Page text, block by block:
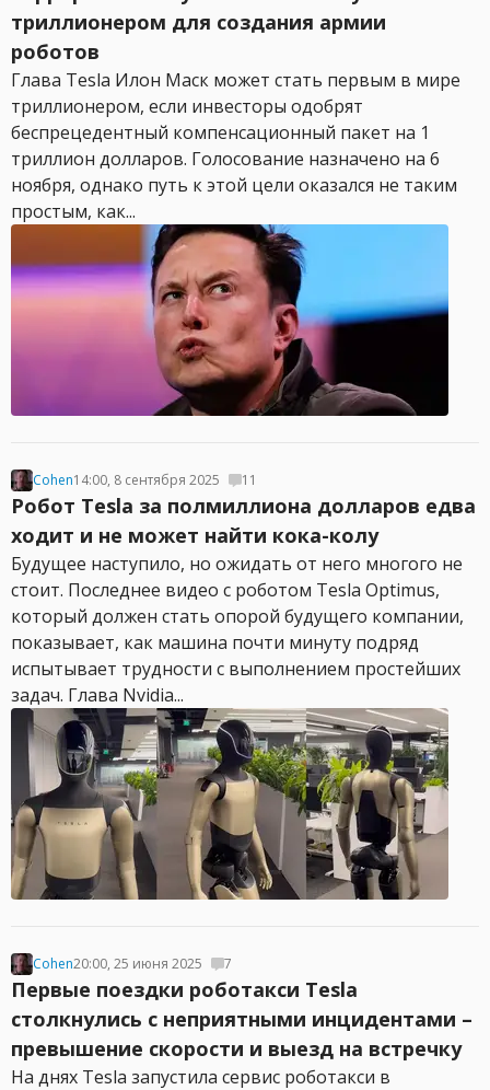
триллионером для создания армии
роботов
Глава Tesla Илон Маск может стать первым в мире
триллионером, если инвесторы одобрят
беспрецедентный компенсационный пакет на 1
триллион долларов. Голосование назначено на 6
ноября, однако путь к этой цели оказался не таким
простым, как...
Cohen14:00, 8 сентября 2025 11
Робот Tesla за полмиллиона долларов едва
ходит и не может найти кока-колу
Будущее наступило, но ожидать от него многого не
стоит. Последнее видео с роботом Tesla Optimus,
который должен стать опорой будущего компании,
показывает, как машина почти минуту подряд
испытывает трудности с выполнением простейших
задач. Глава Nvidia...
Cohen20:00, 25 июня 2025 7
Первые поездки роботакси Tesla
столкнулись с неприятными инцидентами –
превышение скорости и выезд на встречку
На днях Tesla запустила сервис роботакси в